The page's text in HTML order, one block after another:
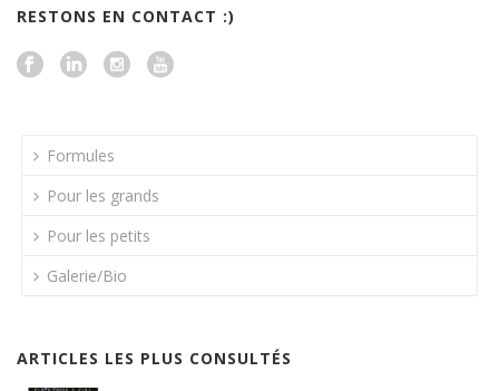
RESTONS EN CONTACT :)
Formules
Pour les grands
Pour les petits
Galerie/Bio
ARTICLES LES PLUS CONSULTÉS